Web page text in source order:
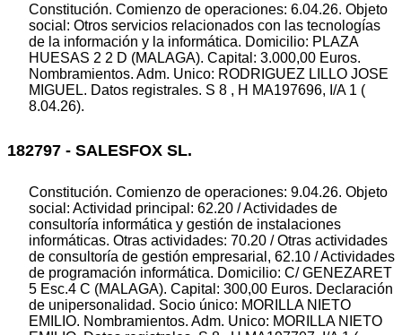
Constitución. Comienzo de operaciones: 6.04.26. Objeto
social: Otros servicios relacionados con las tecnologías
de la información y la informática. Domicilio: PLAZA
HUESAS 2 2 D (MALAGA). Capital: 3.000,00 Euros.
Nombramientos. Adm. Unico: RODRIGUEZ LILLO JOSE
MIGUEL. Datos registrales. S 8 , H MA197696, I/A 1 (
8.04.26).
182797 - SALESFOX SL.
Constitución. Comienzo de operaciones: 9.04.26. Objeto
social: Actividad principal: 62.20 / Actividades de
consultoría informática y gestión de instalaciones
informáticas. Otras actividades: 70.20 / Otras actividades
de consultoría de gestión empresarial, 62.10 / Actividades
de programación informática. Domicilio: C/ GENEZARET
5 Esc.4 C (MALAGA). Capital: 300,00 Euros. Declaración
de unipersonalidad. Socio único: MORILLA NIETO
EMILIO. Nombramientos. Adm. Unico: MORILLA NIETO